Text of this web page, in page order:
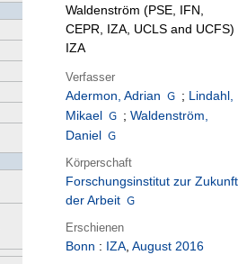
Waldenström (PSE, IFN,
CEPR, IZA, UCLS and UCFS)
IZA
Verfasser
Adermon, Adrian ; Lindahl,
Mikael
; Waldenström,
Daniel
Körperschaft
Forschungsinstitut zur Zukunft
der Arbeit
Erschienen
Bonn : IZA, August 2016